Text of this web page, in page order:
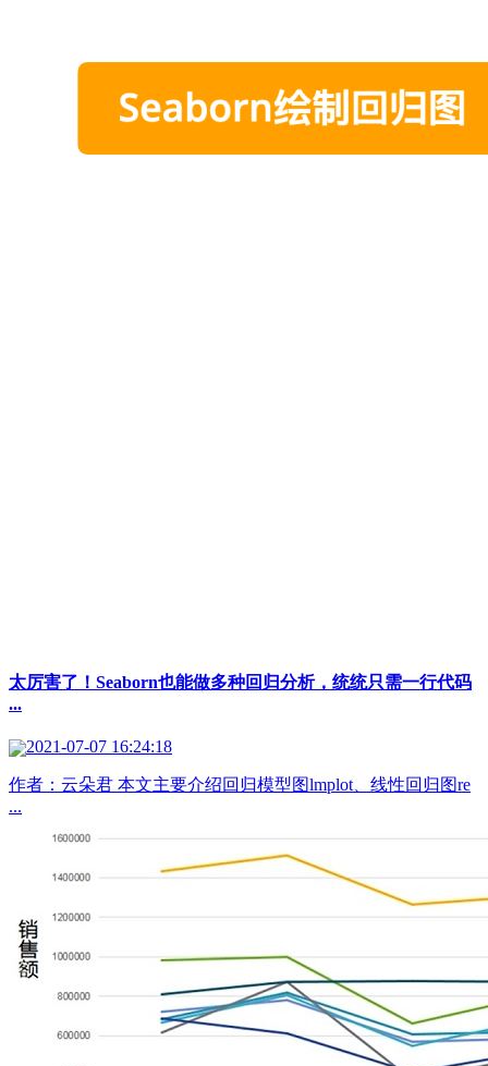
太厉害了！Seaborn也能做多种回归分析，统统只需一行代码
...
2021-07-07 16:24:18
作者：云朵君 本文主要介绍回归模型图lmplot、线性回归图re
...